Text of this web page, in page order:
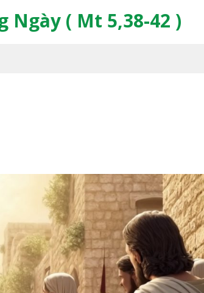
Ngày ( Mt 5,38-42 )